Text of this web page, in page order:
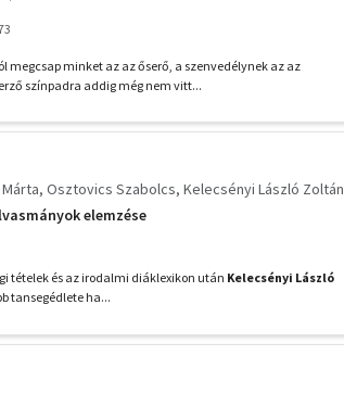
megcsap minket az az őserő, a szenvedélynek az az
színpadra addig még nem vitt...
Osztovics Szabolcs Kelecsényi László Zoltán
elemzése
tételek és az irodalmi diáklexikon után Kelecsényi László
tansegédlete ha...